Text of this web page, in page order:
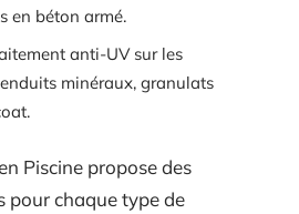
en béton armé.
anti-UV sur les
minéraux, granulats
Piscine propose des
pour chaque type de